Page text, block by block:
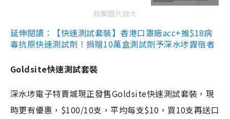
點擊圖片放大
延伸閱讀：【快速測試套裝】香港口罩廠acc+推$18病
毒抗原快速測試劑！捐贈10萬盒測試劑予深水埗露宿者
Goldsite快速測試套裝
深水埗電子特賣城現正發售Goldsite快速測試套裝，現
時更有優惠，$100/10支，平均每支$10，買10支再送口